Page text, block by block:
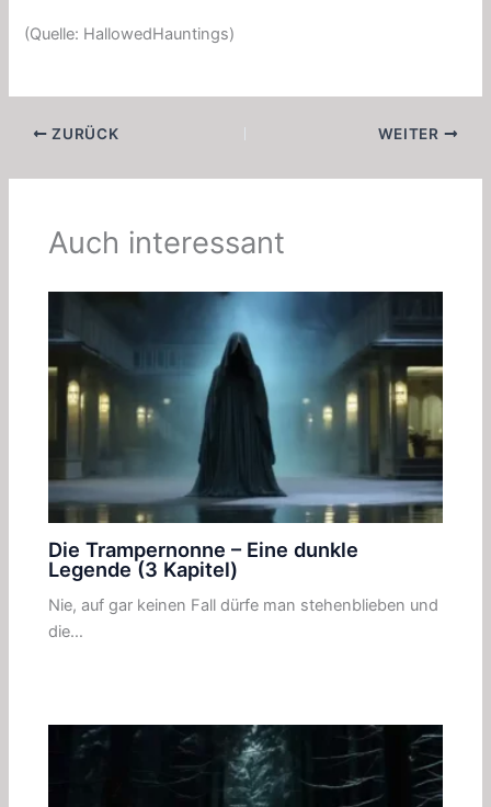
(Quelle: HallowedHauntings)
ZURÜCK WEITER
Auch interessant
Die Trampernonne – Eine dunkle
Legende (3 Kapitel)
Nie, auf gar keinen Fall dürfe man stehenblieben und
die…